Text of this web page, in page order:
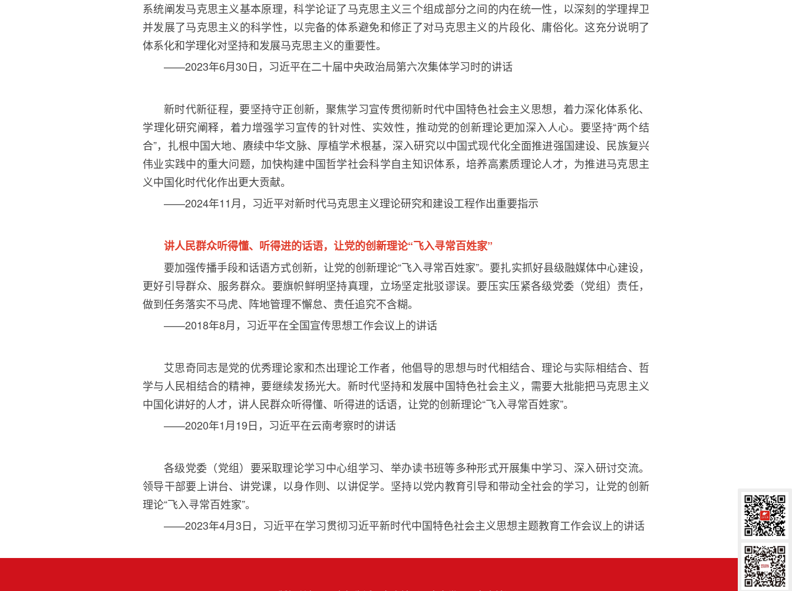
系统阐发马克思主义基本原理，科学论证了马克思主义三个组成部分之间的内在统一性，以深刻的学理捍卫
并发展了马克思主义的科学性，以完备的体系避免和修正了对马克思主义的片段化、庸俗化。这充分说明了
体系化和学理化对坚持和发展马克思主义的重要性。
——2023年6月30日，习近平在二十届中央政治局第六次集体学习时的讲话
新时代新征程，要坚持守正创新，聚焦学习宣传贯彻新时代中国特色社会主义思想，着力深化体系化、
学理化研究阐释，着力增强学习宣传的针对性、实效性，推动党的创新理论更加深入人心。要坚持“两个结
合”，扎根中国大地、赓续中华文脉、厚植学术根基，深入研究以中国式现代化全面推进强国建设、民族复兴
伟业实践中的重大问题，加快构建中国哲学社会科学自主知识体系，培养高素质理论人才，为推进马克思主
义中国化时代化作出更大贡献。
——2024年11月，习近平对新时代马克思主义理论研究和建设工程作出重要指示
讲人民群众听得懂、听得进的话语，让党的创新理论“飞入寻常百姓家”
要加强传播手段和话语方式创新，让党的创新理论“飞入寻常百姓家”。要扎实抓好县级融媒体中心建设，
更好引导群众、服务群众。要旗帜鲜明坚持真理，立场坚定批驳谬误。要压实压紧各级党委（党组）责任，
做到任务落实不马虎、阵地管理不懈怠、责任追究不含糊。
——2018年8月，习近平在全国宣传思想工作会议上的讲话
艾思奇同志是党的优秀理论家和杰出理论工作者，他倡导的思想与时代相结合、理论与实际相结合、哲
学与人民相结合的精神，要继续发扬光大。新时代坚持和发展中国特色社会主义，需要大批能把马克思主义
中国化讲好的人才，讲人民群众听得懂、听得进的话语，让党的创新理论“飞入寻常百姓家”。
——2020年1月19日，习近平在云南考察时的讲话
各级党委（党组）要采取理论学习中心组学习、举办读书班等多种形式开展集中学习、深入研讨交流。
领导干部要上讲台、讲党课，以身作则、以讲促学。坚持以党内教育引导和带动全社会的学习，让党的创新
理论“飞入寻常百姓家”。
——2023年4月3日，习近平在学习贯彻习近平新时代中国特色社会主义思想主题教育工作会议上的讲话